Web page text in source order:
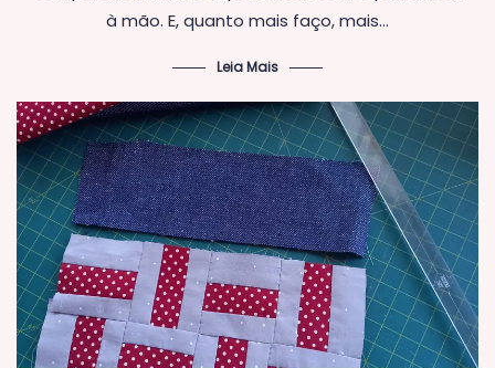
à mão. E, quanto mais faço, mais…
Leia Mais